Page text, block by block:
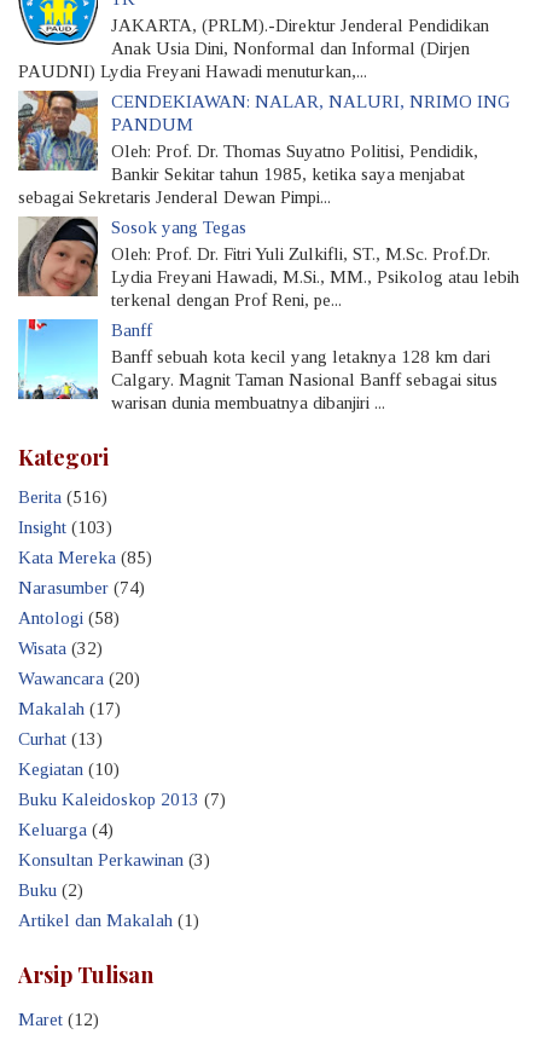
JAKARTA, (PRLM).-Direktur Jenderal Pendidikan
Anak Usia Dini, Nonformal dan Informal (Dirjen
PAUDNI) Lydia Freyani Hawadi menuturkan,...
CENDEKIAWAN: NALAR, NALURI, NRIMO ING
PANDUM
Oleh: Prof. Dr. Thomas Suyatno Politisi, Pendidik,
Bankir Sekitar tahun 1985, ketika saya menjabat
sebagai Sekretaris Jenderal Dewan Pimpi...
Sosok yang Tegas
Oleh: Prof. Dr. Fitri Yuli Zulkifli, ST., M.Sc. Prof.Dr.
Lydia Freyani Hawadi, M.Si., MM., Psikolog atau lebih
terkenal dengan Prof Reni, pe...
Banff
Banff sebuah kota kecil yang letaknya 128 km dari
Calgary. Magnit Taman Nasional Banff sebagai situs
warisan dunia membuatnya dibanjiri ...
Kategori
Berita (516)
Insight (103)
Kata Mereka (85)
Narasumber (74)
Antologi (58)
Wisata (32)
Wawancara (20)
Makalah (17)
Curhat (13)
Kegiatan (10)
Buku Kaleidoskop 2013 (7)
Keluarga (4)
Konsultan Perkawinan (3)
Buku (2)
Artikel dan Makalah (1)
Arsip Tulisan
Maret (12)